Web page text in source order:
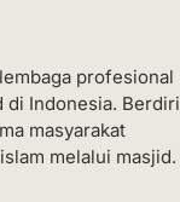
profesional
di Indonesia. Berdiri
masyarakat
melalui masjid.